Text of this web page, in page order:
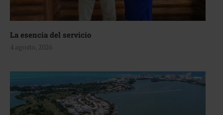
La esencia del servicio
4 agosto, 2026